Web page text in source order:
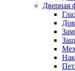
Дверная